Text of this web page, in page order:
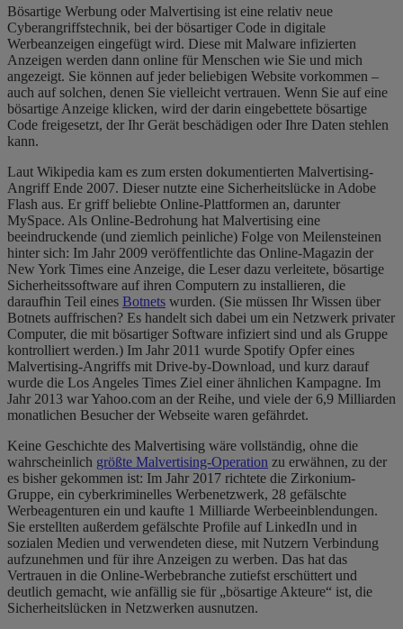
Bösartige Werbung oder Malvertising ist eine relativ neue
Cyberangriffstechnik, bei der bösartiger Code in digitale
Werbeanzeigen eingefügt wird. Diese mit Malware infizierten
Anzeigen werden dann online für Menschen wie Sie und mich
angezeigt. Sie können auf jeder beliebigen Website vorkommen –
auch auf solchen, denen Sie vielleicht vertrauen. Wenn Sie auf eine
bösartige Anzeige klicken, wird der darin eingebettete bösartige
Code freigesetzt, der Ihr Gerät beschädigen oder Ihre Daten stehlen
kann.
Laut Wikipedia kam es zum ersten dokumentierten Malvertising-
Angriff Ende 2007. Dieser nutzte eine Sicherheitslücke in Adobe
Flash aus. Er griff beliebte Online-Plattformen an, darunter
MySpace. Als Online-Bedrohung hat Malvertising eine
beeindruckende (und ziemlich peinliche) Folge von Meilensteinen
hinter sich: Im Jahr 2009 veröffentlichte das Online-Magazin der
New York Times eine Anzeige, die Leser dazu verleitete, bösartige
Sicherheitssoftware auf ihren Computern zu installieren, die
daraufhin Teil eines Botnets wurden. (Sie müssen Ihr Wissen über
Botnets auffrischen? Es handelt sich dabei um ein Netzwerk privater
Computer, die mit bösartiger Software infiziert sind und als Gruppe
kontrolliert werden.) Im Jahr 2011 wurde Spotify Opfer eines
Malvertising-Angriffs mit Drive-by-Download, und kurz darauf
wurde die Los Angeles Times Ziel einer ähnlichen Kampagne. Im
Jahr 2013 war Yahoo.com an der Reihe, und viele der 6,9 Milliarden
monatlichen Besucher der Webseite waren gefährdet.
Keine Geschichte des Malvertising wäre vollständig, ohne die
wahrscheinlich größte Malvertising-Operation zu erwähnen, zu der
es bisher gekommen ist: Im Jahr 2017 richtete die Zirkonium-
Gruppe, ein cyberkriminelles Werbenetzwerk, 28 gefälschte
Werbeagenturen ein und kaufte 1 Milliarde Werbeeinblendungen.
Sie erstellten außerdem gefälschte Profile auf LinkedIn und in
sozialen Medien und verwendeten diese, mit Nutzern Verbindung
aufzunehmen und für ihre Anzeigen zu werben. Das hat das
Vertrauen in die Online-Werbebranche zutiefst erschüttert und
deutlich gemacht, wie anfällig sie für „bösartige Akteure“ ist, die
Sicherheitslücken in Netzwerken ausnutzen.